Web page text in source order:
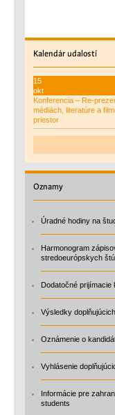
Kalendárudalostí
15
okt
Konferencia – Re-
médiách, literatúre a
priestor
Oznamy
Úradné hodiny na
Harmonogram
stredoeurópskych
Dodatočné
Výsledky
Oznámenie o
Vyhlásenie
Informácie pre
students